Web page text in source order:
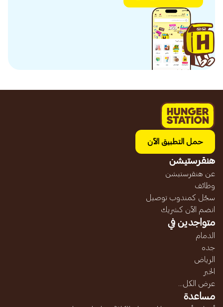
حمل التطبيق الآن
هنقرستيشن
عن هنقرستيشن
وظائف
سجّل كمندوب توصيل
انضم الآن كشريك
متواجدين في
الدمام
جده
الرياض
الخبر
عرض الكل...
مساعدة